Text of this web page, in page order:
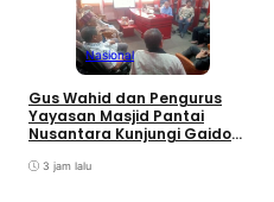
Nasional
Gus Wahid dan Pengurus
Yayasan Masjid Pantai
Nusantara Kunjungi Gaido
Pengembangan Ekonomi
3 jam lalu